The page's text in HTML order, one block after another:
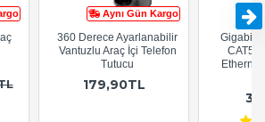
Aynı Gün Kargo
360 Derece Ayarlanabilir
Vantuzlu Araç İçi Telefon
Tutucu
179,90TL
Gigabit
CAT5e